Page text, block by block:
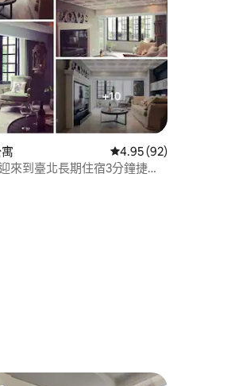
平均評分（滿分 5 分）
從 92 則評價中獲得
4.95 (92)
來到臺北長期住宿3分鐘捷運